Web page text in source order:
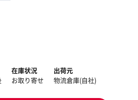
在庫状況
お取り寄せ
出荷元
物流倉庫(自社)